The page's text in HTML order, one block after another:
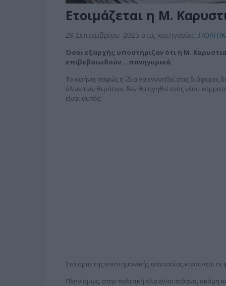
Ετοιμάζεται η Μ.
29 Σεπτεμβρίου, 2025 στις κατηγορίες ,
Όσοι εξαρχής υποστήριζαν ότι η Μ.
επιβεβαιωθούν… πανηγυρικά.
Το αφήνει σαφώς η ίδια να εννοηθεί στις διάφορες
όλων των θεμάτων, δεν θα ηγηθεί ενός νέου
είναι αυτός;
Στα όρια της επιστημονικής φαντασίας κινούνται
Πλην όμως, στην πολιτική όλα είναι πιθανά, ακόμη